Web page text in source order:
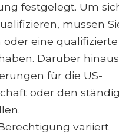
festgelegt. Um
müssen
oder eine qualifizierte
Darüber
für die US-
oder den
variiert